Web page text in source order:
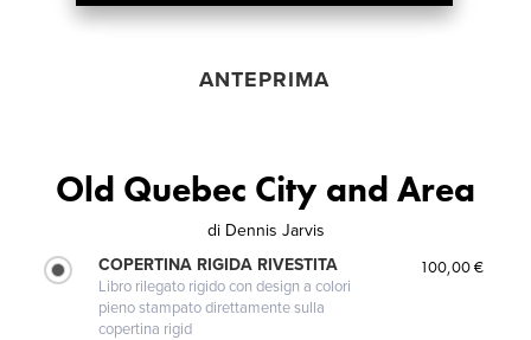
ANTEPRIMA
Old Quebec City and Area
di Dennis Jarvis
COPERTINA RIGIDA RIVESTITA
Libro rilegato rigido con design a colori
pieno stampato direttamente sulla
copertina rigid
100,00 €